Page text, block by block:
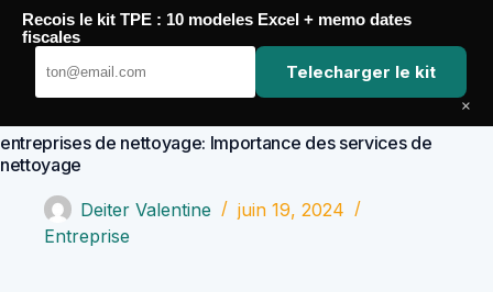
Passer
contenu
Comptabilité Job
entreprises de nettoyage: Importance des services de
nettoyage
Deiter Valentine
juin 19, 2024
Entreprise
Recois le kit TPE : 10 modeles Excel + memo dates
fiscales
Telecharger le kit
×